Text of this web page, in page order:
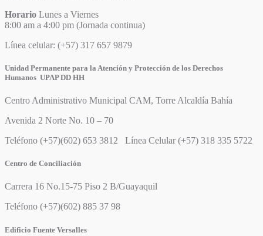
Horario Lunes a Viernes
8:00 am a 4:00 pm (Jornada continua)
Línea celular: (+57) 317 657 9879
Unidad Permanente para la Atención y Protección de los Derechos
Humanos UPAP DD HH
Centro Administrativo Municipal CAM, Torre Alcaldía Bahía
Avenida 2 Norte No. 10 – 70
Teléfono (+57)(602) 653 3812 Línea Celular (+57) 318 335 5722
Centro de Conciliación
Carrera 16 No.15-75 Piso 2 B/Guayaquil
Teléfono (+57)(602) 885 37 98
Edificio Fuente Versalles